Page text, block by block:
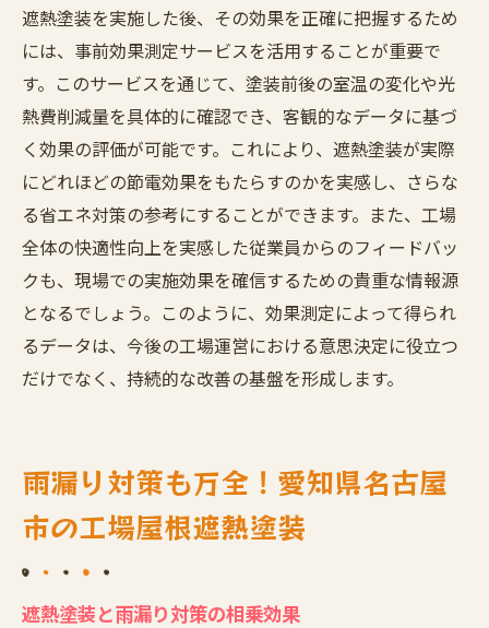
遮熱塗装を実施した後、その効果を正確に把握するため
には、事前効果測定サービスを活用することが重要で
す。このサービスを通じて、塗装前後の室温の変化や光
熱費削減量を具体的に確認でき、客観的なデータに基づ
く効果の評価が可能です。これにより、遮熱塗装が実際
にどれほどの節電効果をもたらすのかを実感し、さらな
る省エネ対策の参考にすることができます。また、工場
全体の快適性向上を実感した従業員からのフィードバッ
クも、現場での実施効果を確信するための貴重な情報源
となるでしょう。このように、効果測定によって得られ
るデータは、今後の工場運営における意思決定に役立つ
だけでなく、持続的な改善の基盤を形成します。
雨漏り対策も万全！愛知県名古屋
市の工場屋根遮熱塗装
遮熱塗装と雨漏り対策の相乗効果